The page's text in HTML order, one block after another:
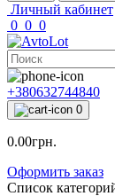
Личный кабинет
0 0 0
+380632744840
0
0.00грн.
Оформить заказ
Список